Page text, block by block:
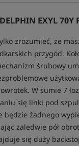
EXYL 70Y
zrozumieć, że
przygód.
śrubowy
W sumie 7
się linki pod
będzie żadnego
zaledwie pół
się duży